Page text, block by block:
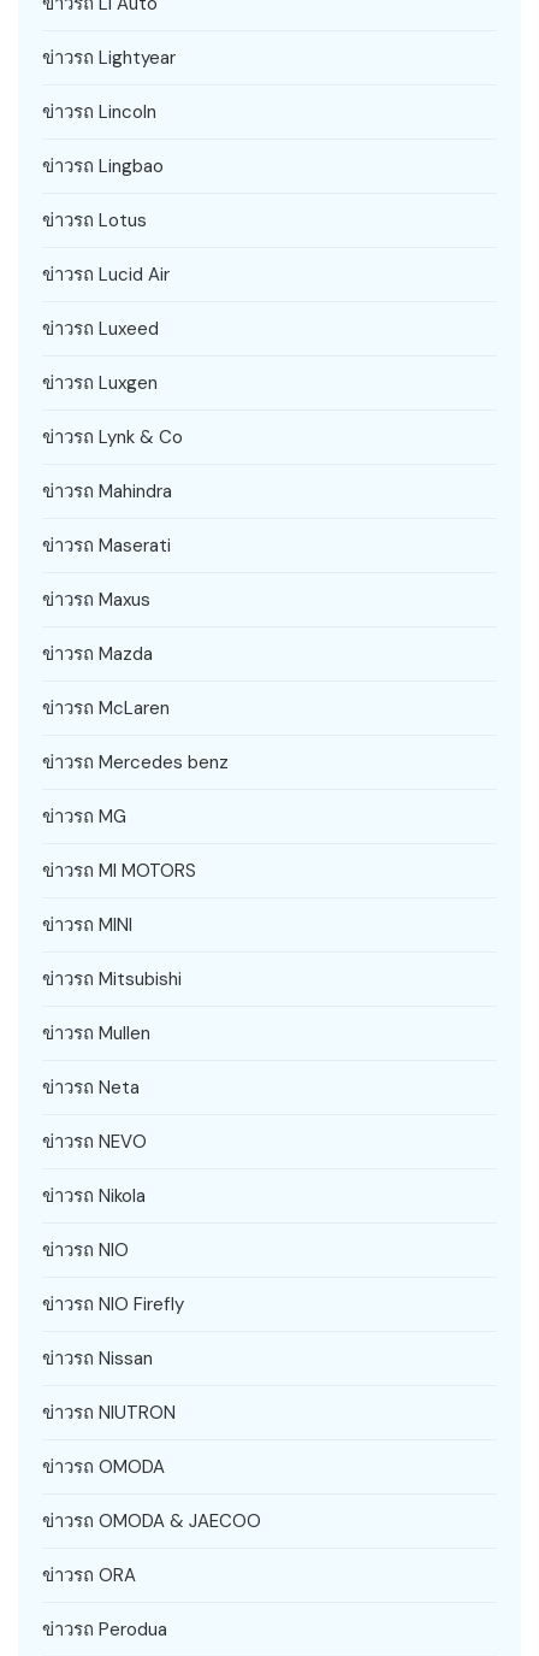
ข่าวรถ Lightyear
ข่าวรถ Lincoln
ข่าวรถ Lingbao
ข่าวรถ Lotus
ข่าวรถ Lucid Air
ข่าวรถ Luxeed
ข่าวรถ Luxgen
ข่าวรถ Lynk & Co
ข่าวรถ Mahindra
ข่าวรถ Maserati
ข่าวรถ Maxus
ข่าวรถ Mazda
ข่าวรถ McLaren
ข่าวรถ Mercedes benz
ข่าวรถ MG
ข่าวรถ MI MOTORS
ข่าวรถ MINI
ข่าวรถ Mitsubishi
ข่าวรถ Mullen
ข่าวรถ Neta
ข่าวรถ NEVO
ข่าวรถ Nikola
ข่าวรถ NIO
ข่าวรถ NIO Firefly
ข่าวรถ Nissan
ข่าวรถ NIUTRON
ข่าวรถ OMODA
ข่าวรถ OMODA & JAECOO
ข่าวรถ ORA
ข่าวรถ Perodua